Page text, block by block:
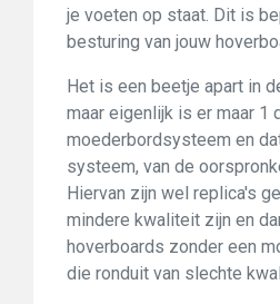
je voeten op staat. Dit is
besturing van jouw
Het is een beetje apart in
maar eigenlijk is er maar 1
moederbordsysteem en
systeem, van de
Hiervan zijn wel replica's
mindere kwaliteit zijn en
hoverboards zonder een
die ronduit van slechte